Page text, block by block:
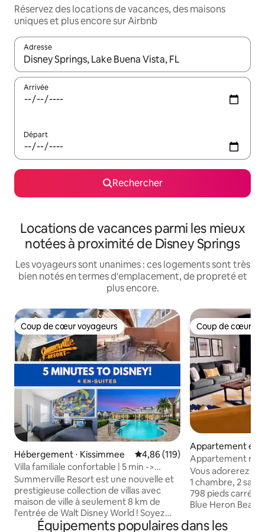
Réservez des locations de vacances, des maisons
uniques et plus encore sur Airbnb
Adresse
Lorsque les résultats s'affichent, utilisez les flèches vers le
Arrivée
Départ
Rechercher
Locations de vacances parmi les mieux
notées à proximité de Disney Springs
Les voyageurs sont unanimes : ces logements sont très
bien notés en termes d'emplacement, de propreté et
plus encore.
Coup de cœur voyageurs
Coup de cœur voyageurs
Hébergement ⋅ Kissimmee Évaluation moyenne sur la
4,86 (119)
Villa familiale confortable | 5 min ->
Disney !
Summerville Resort est une nouvelle et
prestigieuse collection de villas avec
maison de ville à seulement 8 km de
l'entrée de Walt Disney World ! Soyez
parmi les premiers à séjourner dans
Coup de cœur
Coup de cœur
Appartement en
⋅ Orlando
Appartement
lac à 1 mile de
Vous adorerez
1 chambre, 2
798 pieds carrés
Blue Heron
de nombreux
Équipements populaires dans les